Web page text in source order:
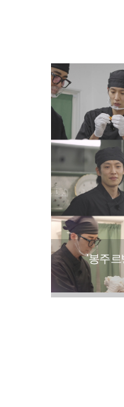
'봉주르